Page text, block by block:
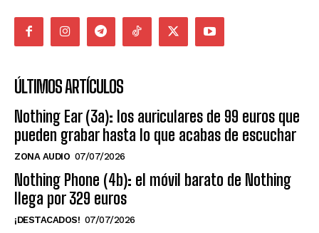
ÚLTIMOS ARTÍCULOS
Nothing Ear (3a): los auriculares de 99 euros que
pueden grabar hasta lo que acabas de escuchar
ZONA AUDIO 07/07/2026
Nothing Phone (4b): el móvil barato de Nothing
llega por 329 euros
¡DESTACADOS! 07/07/2026